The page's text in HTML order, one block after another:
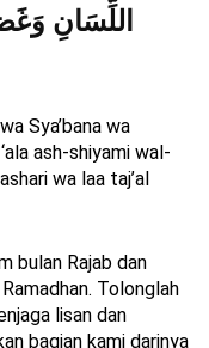
اللِّسَانِ
Sya’bana wa
ash-shiyami wal-
wa laa taj’al
bulan Rajab dan
Tolonglah
lisan dan
bagian kami darinya